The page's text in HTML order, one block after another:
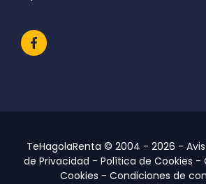
TeHagolaRenta © 2004 - 2026 -
de Privacidad - Política de Cookies -
Cookies - Condiciones de